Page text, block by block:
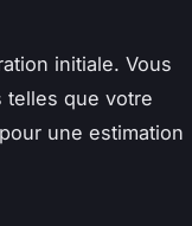
initiale. Vous
telles que votre
une estimation